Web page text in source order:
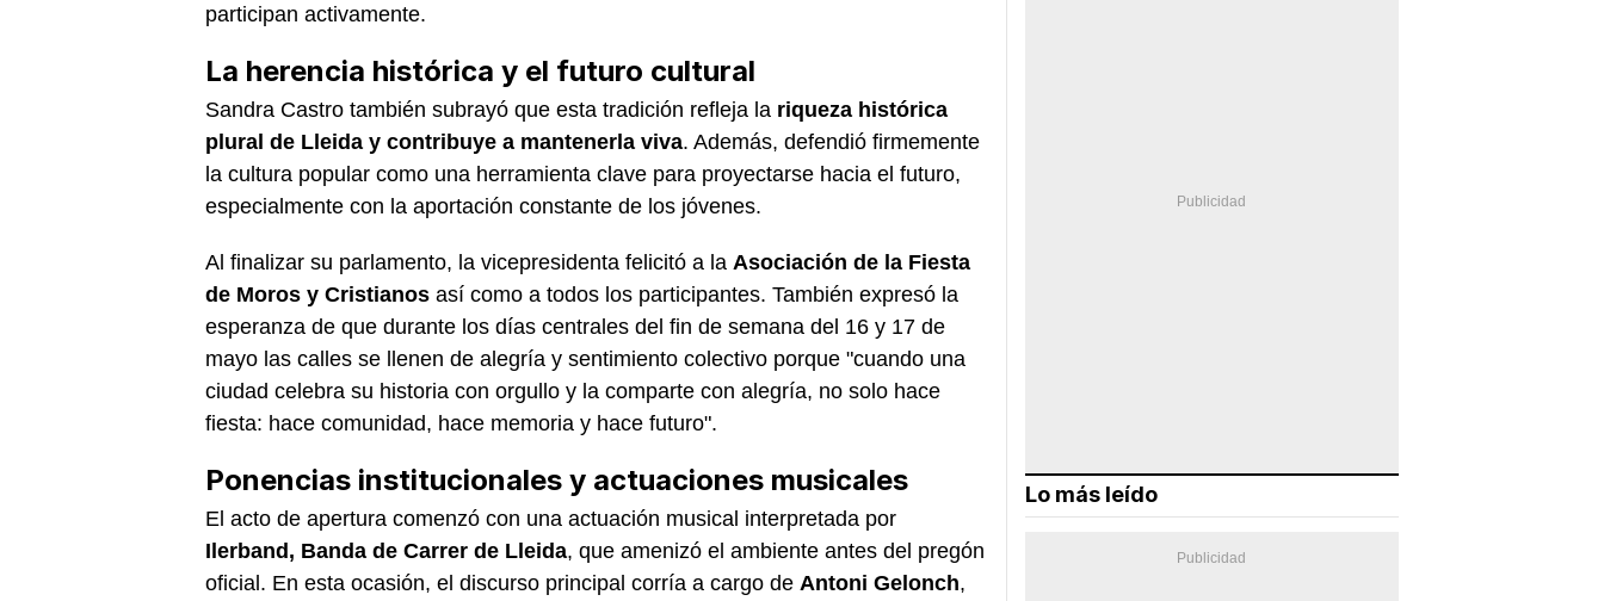
participan activamente.
La herencia histórica y el futuro cultural
Sandra Castro también subrayó que esta tradición refleja la riqueza histórica
plural de Lleida y contribuye a mantenerla viva. Además, defendió firmemente
la cultura popular como una herramienta clave para proyectarse hacia el futuro,
especialmente con la aportación constante de los jóvenes.
Al finalizar su parlamento, la vicepresidenta felicitó a la Asociación de la Fiesta
de Moros y Cristianos así como a todos los participantes. También expresó la
esperanza de que durante los días centrales del fin de semana del 16 y 17 de
mayo las calles se llenen de alegría y sentimiento colectivo porque "cuando una
ciudad celebra su historia con orgullo y la comparte con alegría, no solo hace
fiesta: hace comunidad, hace memoria y hace futuro".
Ponencias institucionales y actuaciones musicales
El acto de apertura comenzó con una actuación musical interpretada por
Ilerband, Banda de Carrer de Lleida, que amenizó el ambiente antes del pregón
oficial. En esta ocasión, el discurso principal corría a cargo de Antoni Gelonch,
Lo más leído